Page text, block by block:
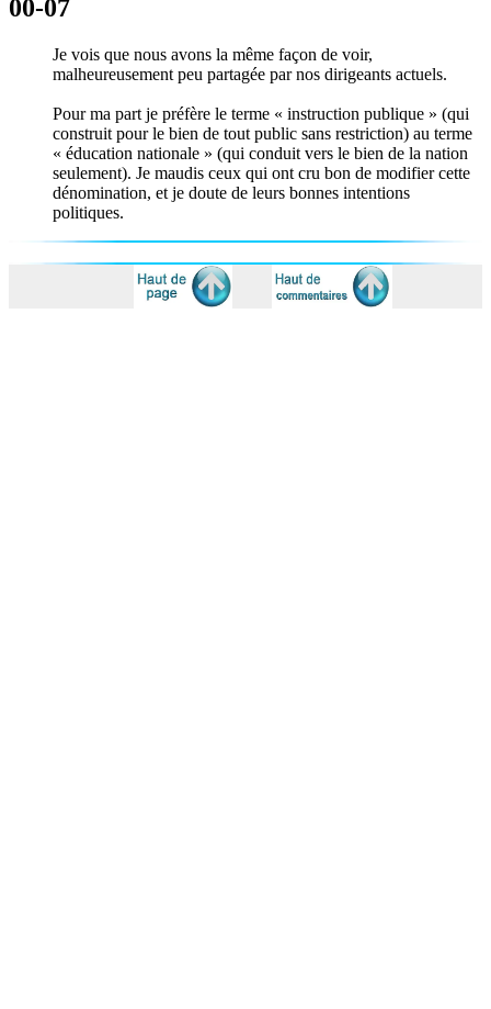
00-07
Je vois que nous avons la même façon de voir,
malheureusement peu partagée par nos dirigeants actuels.
Pour ma part je préfère le terme « instruction publique » (qui
construit pour le bien de tout public sans restriction) au terme
« éducation nationale » (qui conduit vers le bien de la nation
seulement). Je maudis ceux qui ont cru bon de modifier cette
dénomination, et je doute de leurs bonnes intentions
politiques.